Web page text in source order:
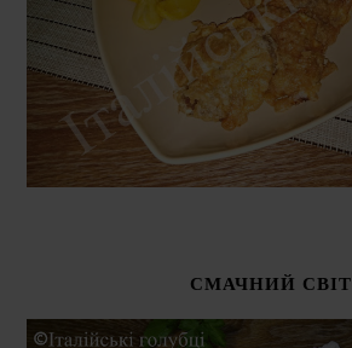
СМАЧНИЙ СВІТ